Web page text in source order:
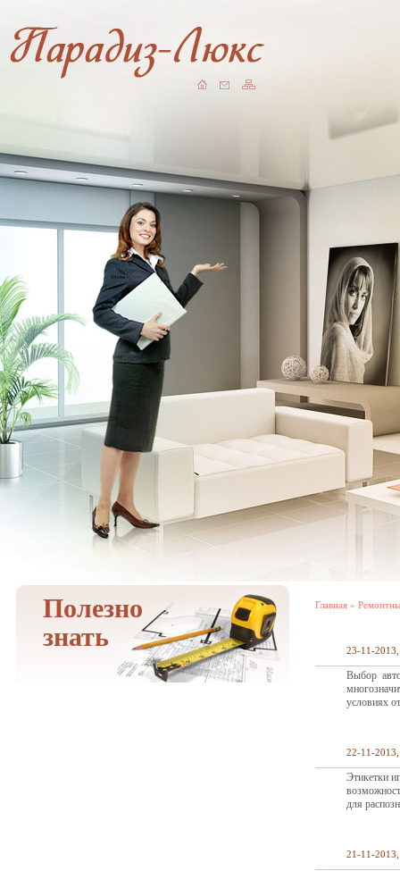
Полезно
знать
Главная »
23-11-
Выбор
условиях
22-11-
Этикетки
для
21-11-